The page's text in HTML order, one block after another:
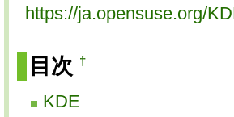
https://ja.opensuse.org/
目次 †
KDE